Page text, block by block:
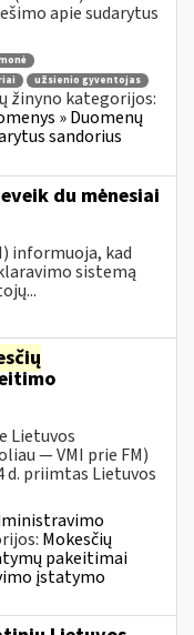
apie sudarytus
užsienio gyventojas
žinyno kategorijos:
» Duomenų
sandorius
du mėnesiai
informuoja, kad
sistemą
Lietuvos
— VMI prie FM)
d. priimtas Lietuvos
Mokesčių
pakeitimai
įstatymo